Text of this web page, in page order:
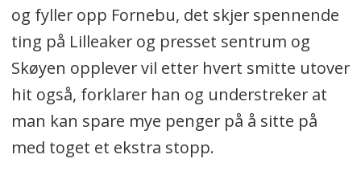
og fyller opp Fornebu, det skjer spennende
ting på Lilleaker og presset sentrum og
Skøyen opplever vil etter hvert smitte utover
hit også, forklarer han og understreker at
man kan spare mye penger på å sitte på
med toget et ekstra stopp.